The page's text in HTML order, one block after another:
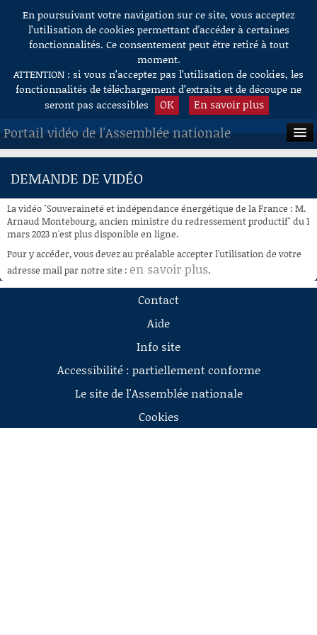
Aller au contenu
En poursuivant votre navigation sur ce site, vous acceptez
l’utilisation de cookies permettant d'accéder à certaines
fonctionnalités. Ce consentement peut être retiré à tout
moment.
ATTENTION : si vous n’acceptez pas l’utilisation de cookies, les
fonctionnalités de téléchargement d’extraits et de découpe ne
seront pas accessibles
OK En savoir plus
Portail vidéo de l'Assemblée nationale
ACCUEIL
À LA DEMANDE
RECHERCHE
AIDE À LA DÉCOUPE
DE VIDÉOS
DEMANDE DE VIDÉO
La vidéo "Souveraineté et indépendance énergétique de la France : M.
Arnaud Montebourg, ancien ministre du redressement productif" du 1
mars 2023 n'est plus disponible en ligne.
Pour y accéder, vous devez au préalable accepter l'utilisation de votre
adresse mail par notre site : en savoir plus.
Contact
Aide
Info site
Accessibilité : partiellement conforme
Le site de l'Assemblée nationale
Cookies